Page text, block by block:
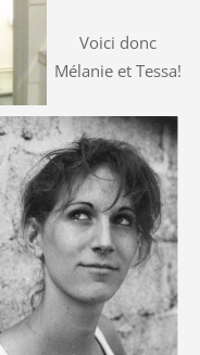
Voici donc
Mélanie et Tessa!